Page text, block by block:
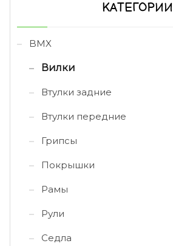
КАТЕГОРИИ
BMX
Вилки
Втулки задние
Втулки передние
Грипсы
Покрышки
Рамы
Рули
Седла